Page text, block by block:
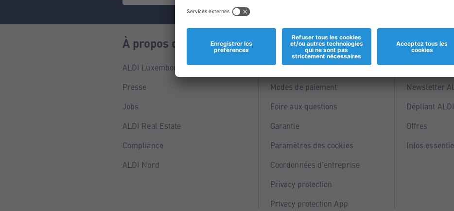
À propos de nous
ALDI Luxembourg
Presse
Jobs
ALDI Real Estate
Compliance
ALDI Nord
Informations
Magasins
Modes de paiement
Foire aux questions
Garantie
Paramètres des cookies
Coordonnées d'entreprise
Privacy protection
Privacy protection App
Service
Points ALDI
Newsletter
Dépliant
Offres
Infos